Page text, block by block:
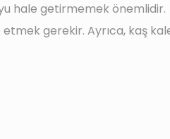
hale getirmemek önemlidir.
gerekir. Ayrıca, kaş